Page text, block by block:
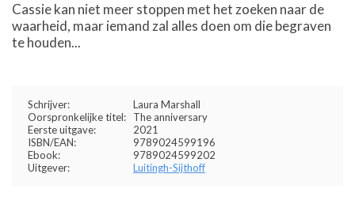
Cassie kan niet meer stoppen met het zoeken naar de
waarheid, maar iemand zal alles doen om die begraven
te houden...
Schrijver:
Laura Marshall
Oorspronkelijke titel:
The anniversary
Eerste uitgave:
2021
ISBN/EAN:
9789024599196
Ebook:
9789024599202
Uitgever:
Luitingh-Sijthoff